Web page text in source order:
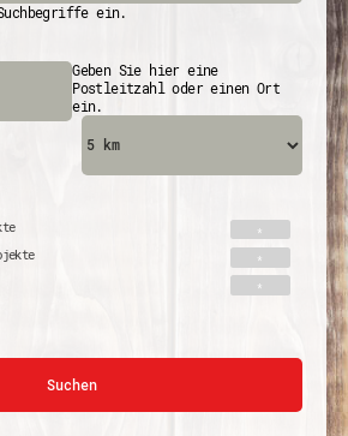
ein.
Geben Sie hier eine
Postleitzahl oder einen Ort
ein.
Suchen